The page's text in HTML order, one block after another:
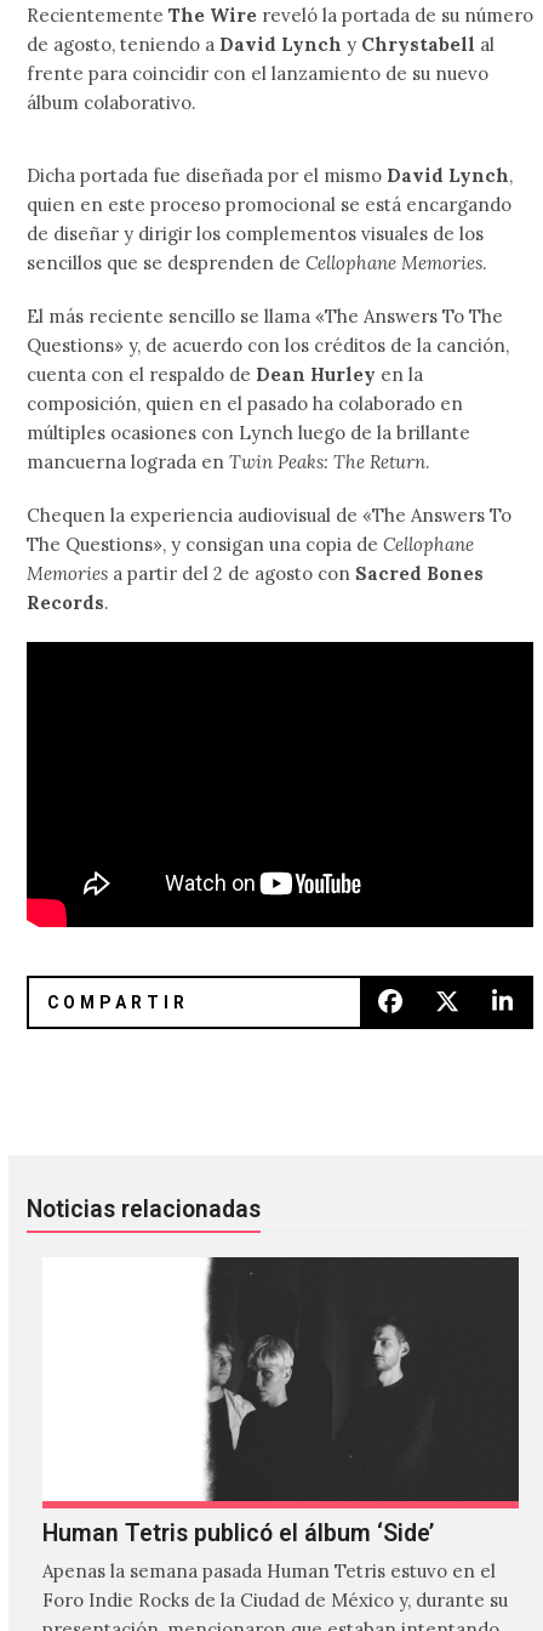
RecientementeThe Wire reveló la portada de su número
de agosto, teniendo a David Lynch y Chrystabell al
frente para coincidir con el lanzamiento de su nuevo
álbum colaborativo.
Dicha portada fue diseñada por el mismo David Lynch,
quien en este proceso promocional se está encargando
de diseñar y dirigir los complementos visuales de los
sencillos que se desprenden deCellophane Memories.
El más reciente sencillo se llama «The Answers To The
Questions» y, de acuerdo con los créditos de la canción,
cuenta con el respaldo de Dean Hurley en la
composición, quien en el pasado ha colaborado en
múltiples ocasiones con Lynch luego de la brillante
mancuerna lograda enTwin Peaks: The Return.
Chequen la experiencia audiovisual de «The Answers To
The Questions», y consigan una copia deCellophane
Memories a partir del 2 de agosto con Sacred Bones
Records.
Noticias relacionadas
Human Tetris publicó el álbum ‘Side’
Apenas la semana pasada Human Tetris estuvo en el
Foro Indie Rocks de la Ciudad de México y, durante su